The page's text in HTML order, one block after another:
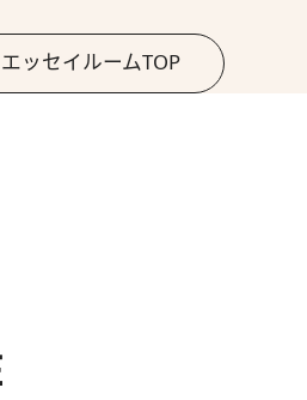
ッセイルームTOP